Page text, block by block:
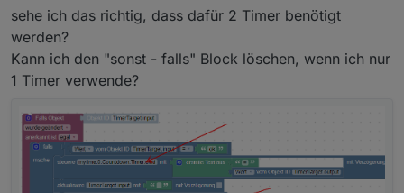
Widget
Spoiler
Du benötigst zwei Datenpunkte, input, output,....beides
String
Spoiler
sehe ich das richtig, dass dafür 2 Timer benötigt
werden?
Kann ich den "sonst - falls" Block löschen, wenn ich nur
1 Timer verwende?